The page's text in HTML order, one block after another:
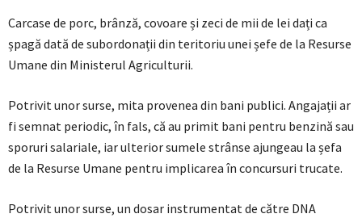
Carcase de porc, brânză, covoare și zeci de mii de lei dați ca
șpagă dată de subordonații din teritoriu unei șefe de la Resurse
Umane din Ministerul Agriculturii.
Potrivit unor surse, mita provenea din bani publici. Angajații ar
fi semnat periodic, în fals, că au primit bani pentru benzină sau
sporuri salariale, iar ulterior sumele strânse ajungeau la șefa
de la Resurse Umane pentru implicarea în concursuri trucate.
Potrivit unor surse, un dosar instrumentat de către DNA